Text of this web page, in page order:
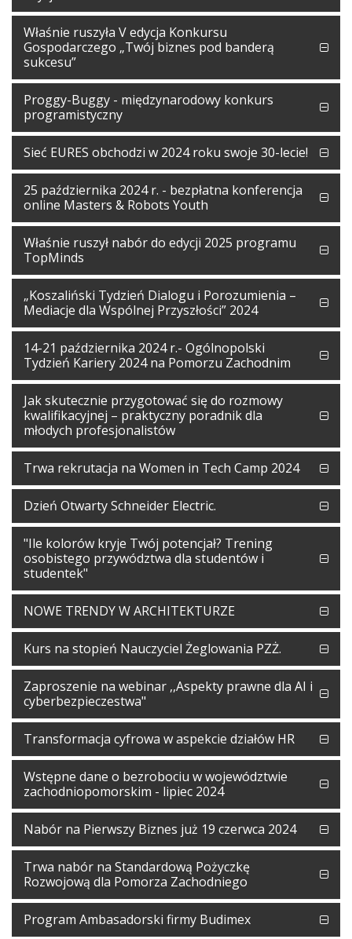
Właśnie ruszyła V edycja Konkursu
Gospodarczego „Twój biznes pod banderą
sukcesu”
Proggy-Buggy - międzynarodowy konkurs
programistyczny
Sieć EURES obchodzi w 2024 roku swoje 30-lecie!
25 października 2024 r. - bezpłatna konferencja
online Masters & Robots Youth
Właśnie ruszył nabór do edycji 2025 programu
TopMinds
„Koszaliński Tydzień Dialogu i Porozumienia –
Mediacje dla Wspólnej Przyszłości” 2024
14-21 października 2024 r.- Ogólnopolski
Tydzień Kariery 2024 na Pomorzu Zachodnim
Jak skutecznie przygotować się do rozmowy
kwalifikacyjnej – praktyczny poradnik dla
młodych profesjonalistów
Trwa rekrutacja na Women in Tech Camp 2024
Dzień Otwarty Schneider Electric.
"Ile kolorów kryje Twój potencjał? Trening
osobistego przywództwa dla studentów i
studentek"
NOWE TRENDY W ARCHITEKTURZE
Kurs na stopień Nauczyciel Żeglowania PZŻ.
Zaproszenie na webinar ,,Aspekty prawne dla AI i
cyberbezpieczestwa"
Transformacja cyfrowa w aspekcie działów HR
Wstępne dane o bezrobociu w województwie
zachodniopomorskim - lipiec 2024
Nabór na Pierwszy Biznes już 19 czerwca 2024
Trwa nabór na Standardową Pożyczkę
Rozwojową dla Pomorza Zachodniego
Program Ambasadorski firmy Budimex